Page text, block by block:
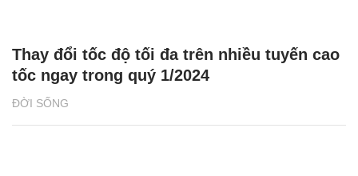
ĐỜI SỐNG
Thay đổi tốc độ tối đa trên nhiều tuyến cao
tốc ngay trong quý 1/2024